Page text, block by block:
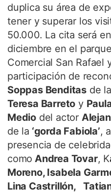
duplica su área de
tener y superar los
50.000. La cita será
diciembre en el
Comercial San Rafael
participación de
Soppas Benditas de
Teresa Barreto y
Medio del actor
de la ‘gorda Fabiola’,
presencia de
como Andrea Tovar, K
Moreno, Isabela
Lina Castrillón,